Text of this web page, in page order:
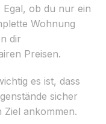
ob du nur ein
Wohnung
dir
Preisen.
es ist, dass
sicher
ankommen.